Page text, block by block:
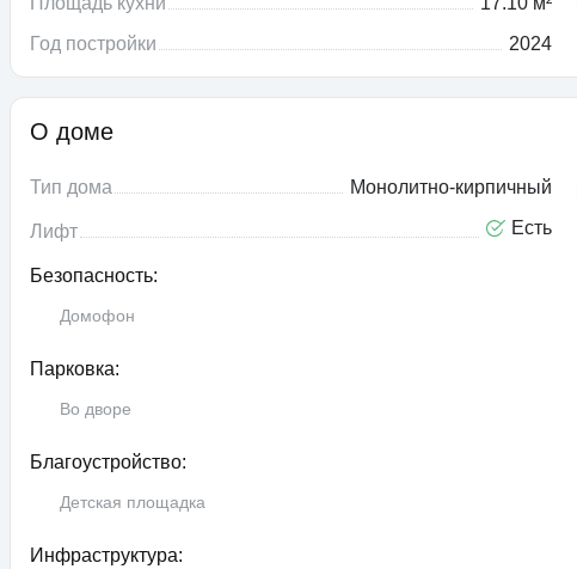
Год постройки
2024
О доме
Тип дома Монолитно-кирпичный
Лифт Есть
Безопасность:
Домофон
Парковка:
Во дворе
Благоустройство:
Детская площадка
Инфраструктура: